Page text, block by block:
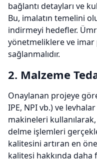
bağlantı detayları ve
Bu, imalatın temelini
indirmeyi hedefler.
yönetmeliklere ve imar
sağlanmalıdır.
2. Malzeme
Onaylanan projeye
IPE, NPI vb.) ve
makineleri
delme işlemleri
kalitesini artıran en
kalitesi hakkında